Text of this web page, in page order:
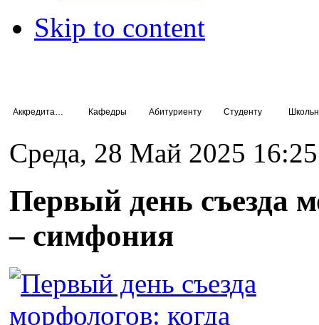
Skip to content
Кафедры Абитуриенту Студенту
Среда, 28 Май 2025 16:25
Первый день съезда
– симфония